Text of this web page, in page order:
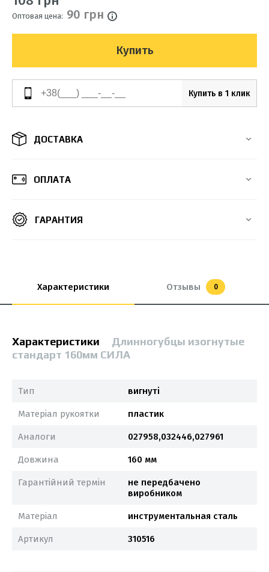
Оптовая цена: 90 грн
Купить
Купить в 1 клик
ДОСТАВКА
ОПЛАТА
ГАРАНТИЯ
Характеристики Отзывы 0
Характеристики
Длинногубцы изогнутые
стандарт 160мм СИЛА
Тип вигнуті
Матеріал рукоятки пластик
Аналоги 027958,032446,027961
Довжина 160 мм
Гарантійний термін
не передбачено
виробником
Матеріал инструментальная сталь
Артикул 310516